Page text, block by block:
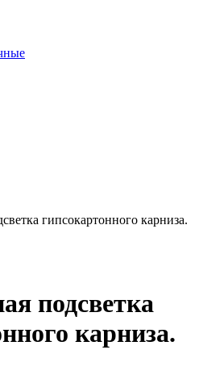
гипсокартонного карниза.
подсветка
карниза.